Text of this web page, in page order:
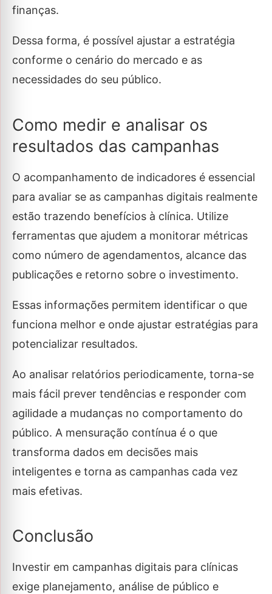
finanças.
Dessa forma, é possível ajustar a estratégia
conforme o cenário do mercado e as
necessidades do seu público.
Como medir e analisar os
resultados das campanhas
O acompanhamento de indicadores é essencial
para avaliar se as campanhas digitais realmente
estão trazendo benefícios à clínica. Utilize
ferramentas que ajudem a monitorar métricas
como número de agendamentos, alcance das
publicações e retorno sobre o investimento.
Essas informações permitem identificar o que
funciona melhor e onde ajustar estratégias para
potencializar resultados.
Ao analisar relatórios periodicamente, torna-se
mais fácil prever tendências e responder com
agilidade a mudanças no comportamento do
público. A mensuração contínua é o que
transforma dados em decisões mais
inteligentes e torna as campanhas cada vez
mais efetivas.
Conclusão
Investir em campanhas digitais para clínicas
exige planejamento, análise de público e